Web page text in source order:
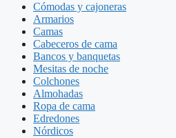
Cómodas y cajoneras
Armarios
Camas
Cabeceros de cama
Bancos y banquetas
Mesitas de noche
Colchones
Almohadas
Ropa de cama
Edredones
Nórdicos